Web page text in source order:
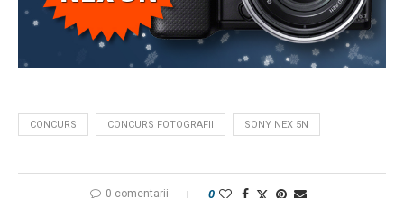
CONCURS CONCURS FOTOGRAFII SONY NEX 5N
0 comentarii 0